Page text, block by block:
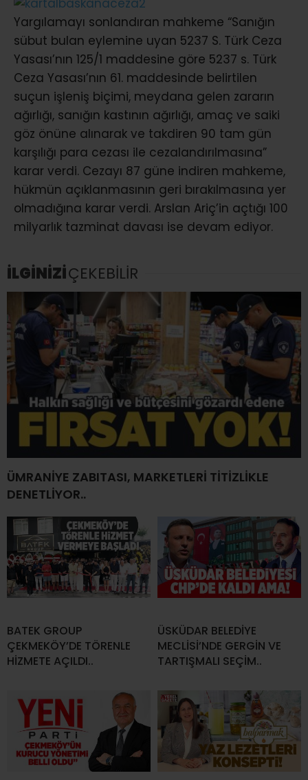
Yargılamayı sonlandıran mahkeme “Sanığın
sübut bulan eylemine uyan 5237 S. Türk Ceza
Yasası’nın 125/1 maddesine göre 5237 s. Türk
Ceza Yasası’nın 61. maddesinde belirtilen
suçun işleniş biçimi, meydana gelen zararın
ağırlığı, sanığın kastının ağırlığı, amaç ve saiki
göz önüne alınarak ve takdiren 90 tam gün
karşılığı para cezası ile cezalandırılmasına”
karar verdi. Cezayı 87 güne indiren mahkeme,
hükmün açıklanmasının geri bırakılmasına yer
olmadığına karar verdi. Arslan Ariç’in açtığı 100
milyarlık tazminat davası ise devam ediyor.
İLGİNİZİÇEKEBİLİR
ÜMRANİYE ZABITASI, MARKETLERİ TİTİZLİKLE
DENETLİYOR..
BATEK GROUP
ÇEKMEKÖY’DE TÖRENLE
HİZMETE AÇILDI..
ÜSKÜDAR BELEDİYE
MECLİSİ’NDE GERGİN VE
TARTIŞMALI SEÇİM..